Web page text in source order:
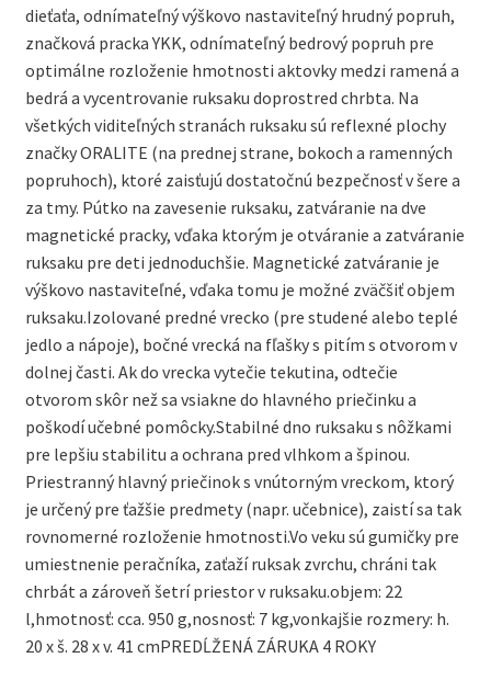
dieťaťa, odnímateľný výškovo nastaviteľný hrudný popruh,
značková pracka YKK, odnímateľný bedrový popruh pre
optimálne rozloženie hmotnosti aktovky medzi ramená a
bedrá a vycentrovanie ruksaku doprostred chrbta. Na
všetkých viditeľných stranách ruksaku sú reflexné plochy
značky ORALITE (na prednej strane, bokoch a ramenných
popruhoch), ktoré zaisťujú dostatočnú bezpečnosť v šere a
za tmy. Pútko na zavesenie ruksaku, zatváranie na dve
magnetické pracky, vďaka ktorým je otváranie a zatváranie
ruksaku pre deti jednoduchšie. Magnetické zatváranie je
výškovo nastaviteľné, vďaka tomu je možné zväčšiť objem
ruksaku.Izolované predné vrecko (pre studené alebo teplé
jedlo a nápoje), bočné vrecká na fľašky s pitím s otvorom v
dolnej časti. Ak do vrecka vytečie tekutina, odtečie
otvorom skôr než sa vsiakne do hlavného priečinku a
poškodí učebné pomôcky.Stabilné dno ruksaku s nôžkami
pre lepšiu stabilitu a ochrana pred vlhkom a špinou.
Priestranný hlavný priečinok s vnútorným vreckom, ktorý
je určený pre ťažšie predmety (napr. učebnice), zaistí sa tak
rovnomerné rozloženie hmotnosti.Vo veku sú gumičky pre
umiestnenie peračníka, zaťaží ruksak zvrchu, chráni tak
chrbát a zároveň šetrí priestor v ruksaku.objem: 22
l,hmotnosť: cca. 950 g,nosnosť: 7 kg,vonkajšie rozmery: h.
20 x š. 28 x v. 41 cmPREDĹŽENÁ ZÁRUKA 4 ROKY